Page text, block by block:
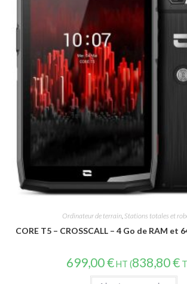
Ordinateur de terrain, Stations totales et
CORE T5 – CROSSCALL – 4 Go de RAM et
699,00€HT (838,80€